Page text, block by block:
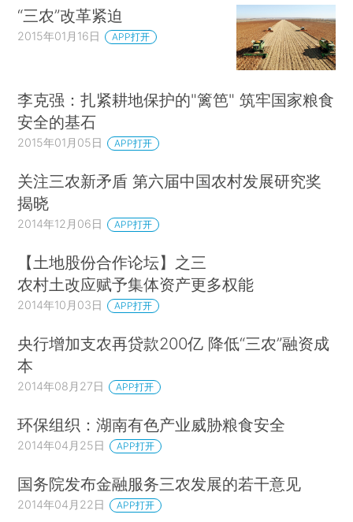
“三农”改革紧迫
2015年01月16日 APP打开
李克强：扎紧耕地保护的"篱笆" 筑牢国家粮食
安全的基石
2015年01月05日 APP打开
关注三农新矛盾 第六届中国农村发展研究奖
揭晓
2014年12月06日 APP打开
【土地股份合作论坛】之三
农村土改应赋予集体资产更多权能
2014年10月03日 APP打开
央行增加支农再贷款200亿 降低“三农”融资成
本
2014年08月27日 APP打开
环保组织：湖南有色产业威胁粮食安全
2014年04月25日 APP打开
国务院发布金融服务三农发展的若干意见
2014年04月22日 APP打开